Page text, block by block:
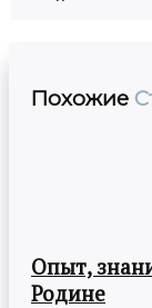
Похожие
Опыт,
Родине